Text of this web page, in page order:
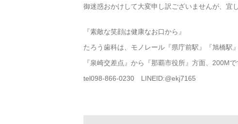
御迷惑おかけして大変申し訳ございませんが、宜
『素敵な笑顔は健康なお口から』
たろう歯科は、モノレール『県庁前駅』『旭橋駅
『泉崎交差点』から『那覇市役所』方面、200Mで
tel098-866-0230 LINEID:@ekj7165